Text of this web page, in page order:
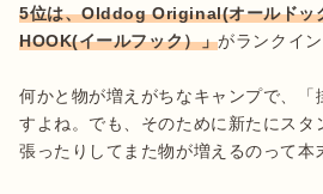
5位は、Olddog Original(オールドッ
HOOK(イールフック）」がランクイン
何かと物が増えがちなキャンプで、「
すよね。でも、そのために新たにスタ
張ったりしてまた物が増えるのって本